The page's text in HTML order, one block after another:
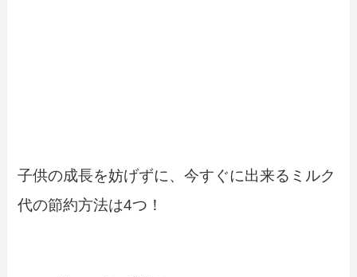
子供の成長を妨げずに、今すぐに出来るミルク
代の節約方法は4つ！